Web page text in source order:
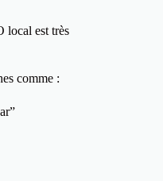
local est très
comme :